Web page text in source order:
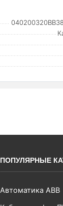
ПОПУЛЯРНЫЕ
Автоматика ABB